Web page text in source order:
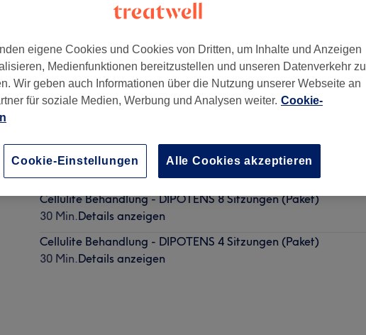
, 10709
Cellulite Behandlung - DIPOTENS Einzelsitzung
Cellulite Behandlung - DIPOTENS 8 Sitzungen (Paket)
30 Min.Details anzeigen
Cellulite Behandlung - DIPOTENS 4 Sitzungen (Paket)
30 Min.Details anzeigen
eigene Cookies und Cookies von Dritten, um Inhalte und Anzeigen
Medienfunktionen bereitzustellen und unseren Datenverkehr zu
Wir geben auch Informationen über die Nutzung unserer Webseite an
für soziale Medien, Werbung und Analysen weiter. Cookie-
Cookie-Einstellungen Alle Cookies akzeptieren